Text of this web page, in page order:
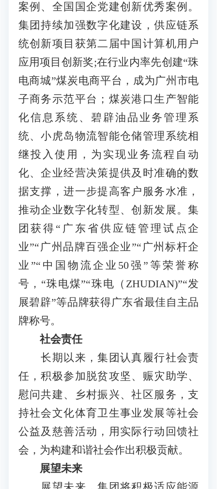
案例、全国国企党建创新优秀案例。
集团持续加强数字化建设，供应链系
统创新项目获第二届中国计算机用户
应用项目创新奖;在行业内率先创建“珠
电商城”煤炭电商平台，成为广州市电
子商务示范平台；煤炭港口生产智能
化信息系统、碧辟油品业务管理系
统、小虎岛物流智能仓储管理系统相
继投入使用，为实现业务流程自动
化、企业经营决策提供及时准确的数
据支撑，进一步提高客户服务水准，
推动企业数字化转型、创新发展。集
团获得“广东省供应链管理试点企
业”“广州品牌百强企业”“广州标杆企
业”“中国物流企业50强”等荣誉称
号，“珠电煤”“珠电（ZHUDIAN)”“发
展碧辟”等品牌获得广东省最佳自主品
牌称号。
社会责任
长期以来，集团认真履行社会责
任，积极参加脱贫攻坚、赈灾助学、
慰问共建、乡村振兴、社区服务，支
持社会文化体育卫生事业发展等社会
公益及慈善活动，用实际行动回馈社
会，为构建和谐社会作出积极贡献。
展望未来